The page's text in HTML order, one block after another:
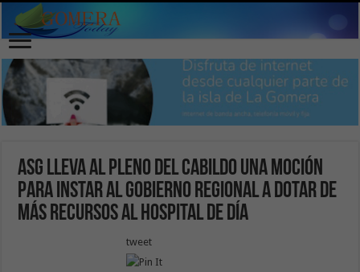
ASG lleva al Pleno del Cabildo una moción
para instar al Gobierno regional a dotar de
más recursos al Hospital de Día
tweet